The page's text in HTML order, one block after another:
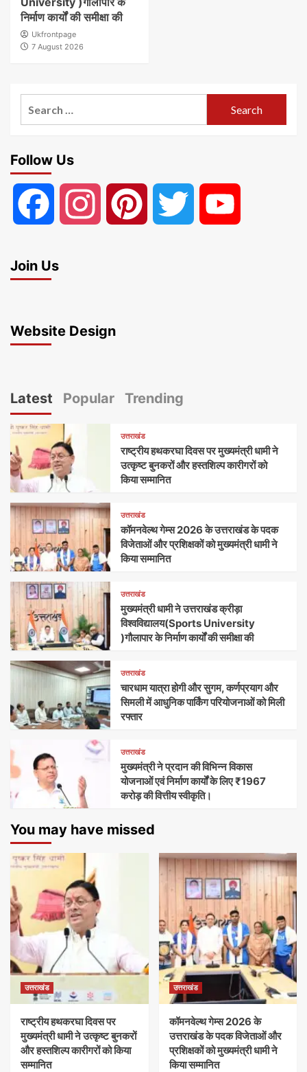
निर्माण कार्यों की समीक्षा की
Ukfrontpage
7 August 2026
Follow Us
Facebook Instagram Pinterest Twitter
Join Us
Website Design
Latest Popular Trending
उत्तराखंड
राष्ट्रीय हथकरघा दिवस पर मुख्यमंत्री धामी ने
उत्कृष्ट बुनकरों और हस्तशिल्प कारीगरों को
किया सम्मानित
उत्तराखंड
कॉमनवेल्थ गेम्स 2026 के उत्तराखंड के पदक
विजेताओं और प्रशिक्षकों को मुख्यमंत्री धामी ने
किया सम्मानित
उत्तराखंड
मुख्यमंत्री धामी ने उत्तराखंड क्रीड़ा
विश्वविद्यालय(Sports University
)गौलापार के निर्माण कार्यों की समीक्षा की
उत्तराखंड
चारधाम यात्रा होगी और सुगम, कर्णप्रयाग और
सिमली में आधुनिक पार्किंग परियोजनाओं को मिली
रफ्तार
उत्तराखंड
मुख्यमंत्री ने प्रदान की विभिन्न विकास
योजनाओं एवं निर्माण कार्यों के लिए ₹1967
करोड़ की वित्तीय स्वीकृति।
You may have missed
उत्तराखंड
राष्ट्रीय हथकरघा दिवस पर
मुख्यमंत्री धामी ने उत्कृष्ट बुनकरों
और हस्तशिल्प कारीगरों को किया
सम्मानित
उत्तराखंड
कॉमनवेल्थ गेम्स 2026 के
उत्तराखंड के पदक विजेताओं और
प्रशिक्षकों को मुख्यमंत्री धामी ने
किया सम्मानित